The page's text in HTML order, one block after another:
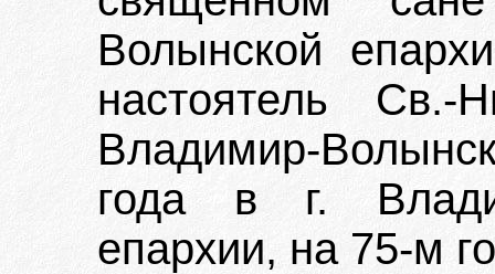
Волынской
настоятель Св.-
Владимир-
года в г.
епархии, на 75-м